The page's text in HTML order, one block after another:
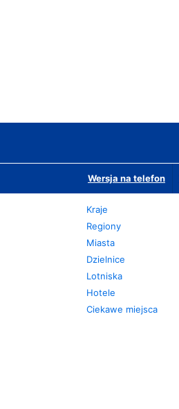
Wersja na telefon
Kraje
Regiony
Miasta
Dzielnice
Lotniska
Hotele
Ciekawe miejsca